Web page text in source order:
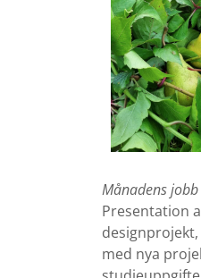
Månadens jobb
Presentation
med nya